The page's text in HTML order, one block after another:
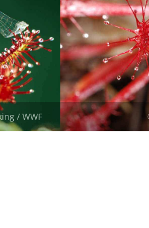
/ WWF